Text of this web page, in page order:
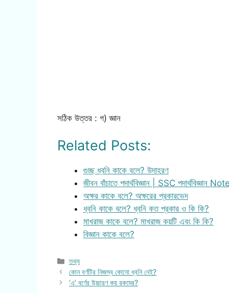
সঠিক উত্তর : গ) জ্ঞান
Related Posts:
গুচ্ছ ধ্বনি কাকে বলে? উদাহরণ
জীবন বাঁচাতে পদার্থবিজ্ঞান | SSC পদার্থবিজ্ঞান
অক্ষর কাকে বলে? অক্ষরের প্রকারভেদ
ধ্বনি কাকে বলে? ধ্বনি কত প্রকার ও কি কি?
মাখরাজ কাকে বলে? মাখরাজ কয়টি এবং কি কি?
বিজ্ঞান কাকে বলে?
Categories
তথ্য
কোন বর্ণটির নিজস্ব কোনো ধ্বনি নেই?
‘এ’ বর্ণের উচ্চারণ কয় রকমের?